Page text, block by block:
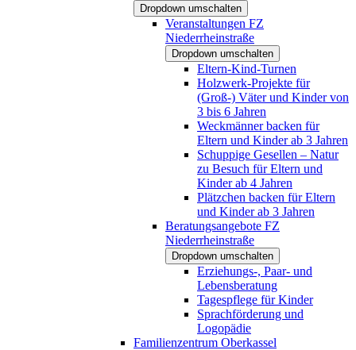
Dropdown umschalten
Veranstaltungen FZ
Niederrheinstraße
Dropdown umschalten
Eltern-Kind-Turnen
Holzwerk-Projekte für
(Groß-) Väter und Kinder von
3 bis 6 Jahren
Weckmänner backen für
Eltern und Kinder ab 3 Jahren
Schuppige Gesellen – Natur
zu Besuch für Eltern und
Kinder ab 4 Jahren
Plätzchen backen für Eltern
und Kinder ab 3 Jahren
Beratungsangebote FZ
Niederrheinstraße
Dropdown umschalten
Erziehungs-, Paar- und
Lebensberatung
Tagespflege für Kinder
Sprachförderung und
Logopädie
Familienzentrum Oberkassel